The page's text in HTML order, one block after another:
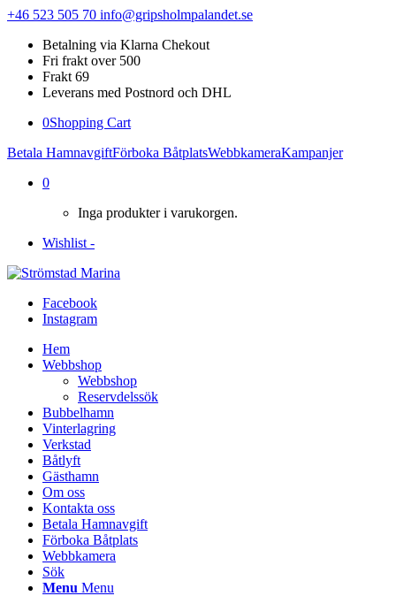
+46 523 505 70 info@gripsholmpalandet.se
Betalning via Klarna Chekout
Fri frakt over 500
Frakt 69
Leverans med Postnord och DHL
0Shopping Cart
Betala HamnavgiftFörboka BåtplatsWebbkameraKampanjer
0
Inga produkter i varukorgen.
Wishlist -
Facebook
Instagram
Hem
Webbshop
Webbshop
Reservdelssök
Bubbelhamn
Vinterlagring
Verkstad
Båtlyft
Gästhamn
Om oss
Kontakta oss
Betala Hamnavgift
Förboka Båtplats
Webbkamera
Sök
Menu Menu